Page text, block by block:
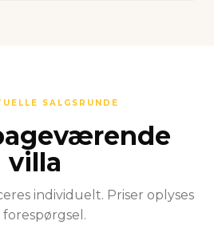
SALGSRUNDE
villa
individuelt. Priser oplyses
forespørgsel.